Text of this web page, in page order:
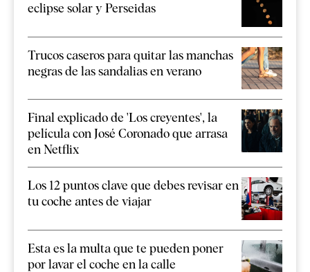
eclipse solar y Perseidas
Trucos caseros para quitar las manchas
negras de las sandalias en verano
Final explicado de 'Los creyentes', la
película con José Coronado que arrasa
en Netflix
Los 12 puntos clave que debes revisar en
tu coche antes de viajar
Esta es la multa que te pueden poner
por lavar el coche en la calle